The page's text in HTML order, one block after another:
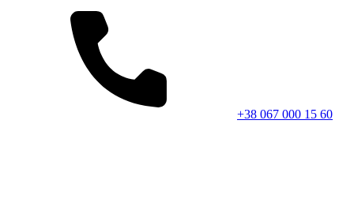
+38 067 000 15 60